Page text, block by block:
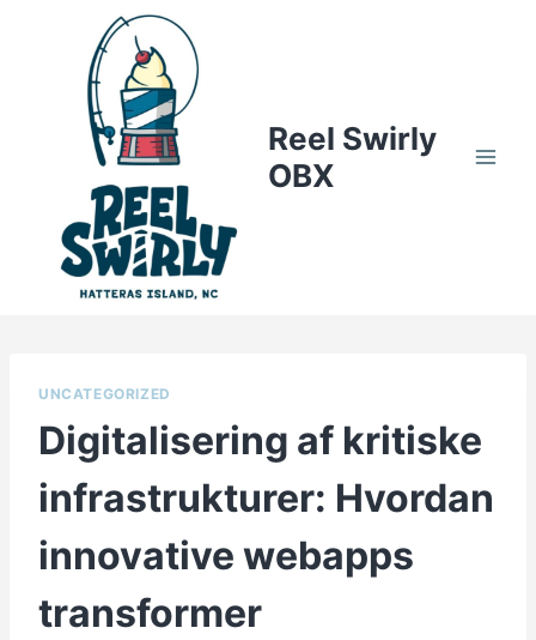
Reel Swirly
OBX
UNCATEGORIZED
Digitalisering af kritiske
infrastrukturer: Hvordan
innovative webapps
transformer